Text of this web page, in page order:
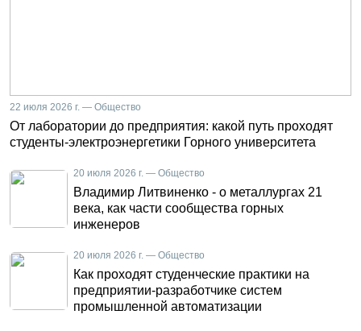
22 июля 2026 г. — Общество
От лаборатории до предприятия: какой путь проходят
студенты-электроэнергетики Горного университета
20 июля 2026 г. — Общество
Владимир Литвиненко - о металлургах 21
века, как части сообщества горных
инженеров
20 июля 2026 г. — Общество
Как проходят студенческие практики на
предприятии-разработчике систем
промышленной автоматизации